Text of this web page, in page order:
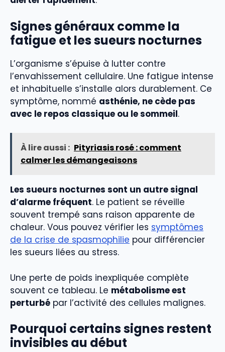
Signes généraux comme la
fatigue et les sueurs nocturnes
L’organisme s’épuise à lutter contre
l’envahissement cellulaire. Une fatigue intense
et inhabituelle s’installe alors durablement. Ce
symptôme, nommé asthénie, ne cède pas
avec le repos classique ou le sommeil.
À lire aussi : Pityriasis rosé : comment
calmer les démangeaisons
Les sueurs nocturnes sont un autre signal
d’alarme fréquent. Le patient se réveille
souvent trempé sans raison apparente de
chaleur. Vous pouvez vérifier les symptômes
de la crise de spasmophilie pour différencier
les sueurs liées au stress.
Une perte de poids inexpliquée complète
souvent ce tableau. Le métabolisme est
perturbé par l’activité des cellules malignes.
Pourquoi certains signes restent
invisibles au début